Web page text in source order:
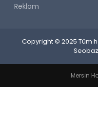
Reklam
Copyright © 2025 Tüm
Mersin